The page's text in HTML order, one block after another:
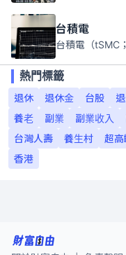
台積電
熱門標籤
退休
退休金 台股
養老
副業 副業收入
台灣人壽
養生村 超
香港